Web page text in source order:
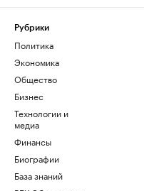
Рубрики
Политика
Экономика
Общество
Бизнес
Технологии и
медиа
Финансы
Биографии
База знаний